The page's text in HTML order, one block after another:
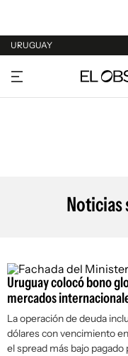
URUGUAY
URUGUAY
ARGENTINA
Noticias
Uruguay colocó bono
mercados
La operación de deuda
dólares con vencimiento
el spread más bajo